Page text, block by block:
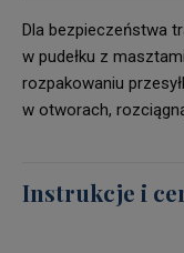
Dla bezpieczeństwa
w pudełku z
rozpakowaniu
w otworach,
Instrukcje i